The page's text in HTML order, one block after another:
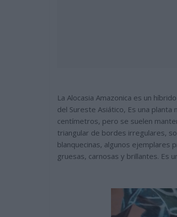
La Alocasia Amazonica es un
del Sureste Asiático, Es una
centímetros, pero se suelen
triangular de bordes irregulares,
blanquecinas, algunos ejemplares
gruesas, carnosas y brillantes. Es